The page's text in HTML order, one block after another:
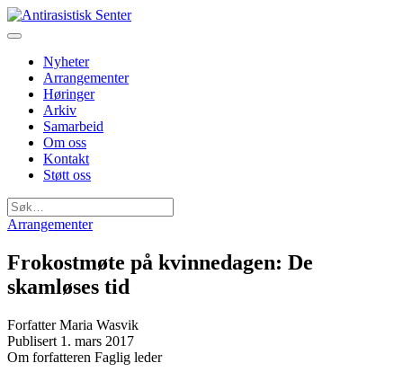
Nyheter
Arrangementer
Høringer
Arkiv
Samarbeid
Om oss
Kontakt
Støtt oss
Søk
etter:
Arrangementer
Frokostmøte på kvinnedagen: De
skamløses tid
Forfatter Maria Wasvik
Publisert 1. mars 2017
Om forfatteren Faglig leder